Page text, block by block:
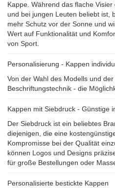
Kappe. Während das flache
und bei jungen Leuten beliebt ist,
mehr Schutz vor der Sonne und
Wert auf Funktionalität und
von Sport.
Personalisierung - Kappen
Von der Wahl des Modells und
Beschriftungstechnik - die
Kappen mit Siebdruck - Günstige
Der Siebdruck ist ein beliebtes
diejenigen, die eine
Kompromisse bei der Qualität
können Logos und Designs
für große Bestellungen oder
Personalisierte bestickte Kappen